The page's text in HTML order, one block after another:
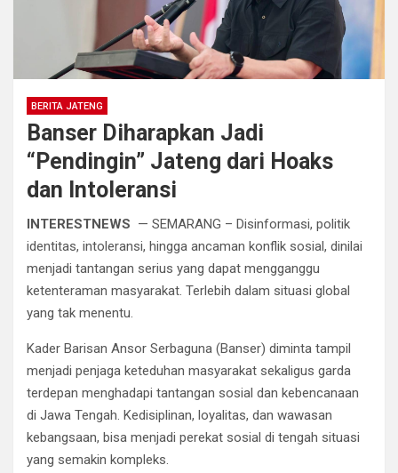
BERITA JATENG
Banser Diharapkan Jadi
“Pendingin” Jateng dari Hoaks
dan Intoleransi
INTERESTNEWS — SEMARANG – Disinformasi, politik
identitas, intoleransi, hingga ancaman konflik sosial, dinilai
menjadi tantangan serius yang dapat mengganggu
ketenteraman masyarakat. Terlebih dalam situasi global
yang tak menentu.
Kader Barisan Ansor Serbaguna (Banser) diminta tampil
menjadi penjaga keteduhan masyarakat sekaligus garda
terdepan menghadapi tantangan sosial dan kebencanaan
di Jawa Tengah. Kedisiplinan, loyalitas, dan wawasan
kebangsaan, bisa menjadi perekat sosial di tengah situasi
yang semakin kompleks.